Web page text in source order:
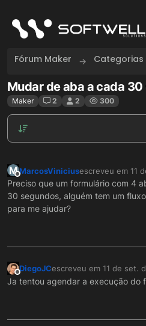
Fórum Maker Categorias
Mudar de aba a cada
Maker 2 2 300
M
Offline
MarcosViniciusescreveu em 11
última edição por
Preciso que um formulário com 4
30 segundos, alguém tem um
para me ajudar?
Offline
DiegoJCescreveu em 11 de set.
última edição por
Ja tentou agendar a execução do